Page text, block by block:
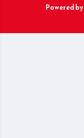
Powered by